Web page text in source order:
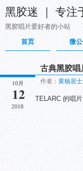
黑胶迷 ｜ 专注
黑胶唱片爱好者的小站
首页
微
10月
12
2018
古典黑胶
作者： 黄杨居士
TELARC 的唱